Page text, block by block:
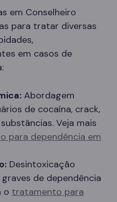
em Conselheiro
para tratar diversas
em casos de
Abordagem
de cocaína, crack,
Veja mais
para dependência em
Desintoxicação
de dependência
o tratamento para